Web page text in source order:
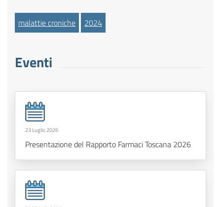
malattie croniche 2024
Eventi
23 Luglio 2026
Presentazione del Rapporto Farmaci Toscana 2026